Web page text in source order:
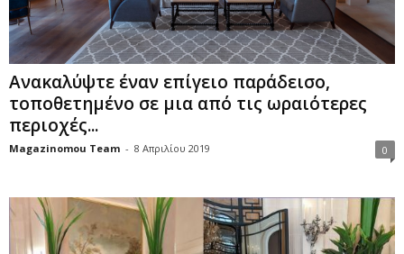
Ανακαλύψτε έναν επίγειο παράδεισο,
τοποθετημένο σε μια από τις ωραιότερες
περιοχές...
Magazinomou Team - 8 Απριλίου 2019 0